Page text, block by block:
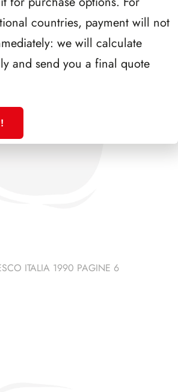
ITALIA 1990 PAGINE 6
countries, payment will not
we will calculate
and send you a final quote